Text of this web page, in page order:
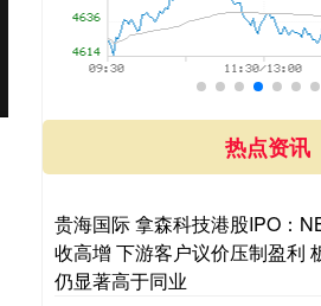
热点资讯
贵海国际 拿森科技港股IPO：
收高增 下游客户议价压制盈利
仍显著高于同业